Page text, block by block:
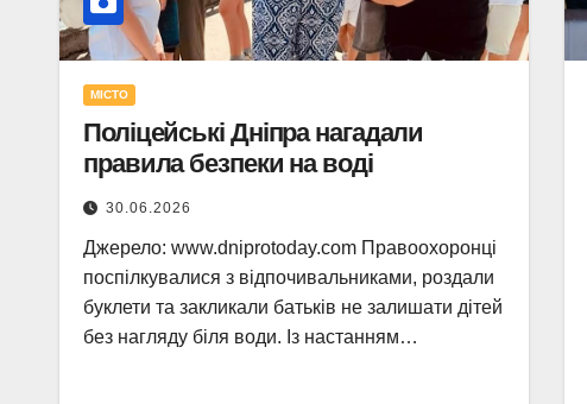
МІСТО
Поліцейські Дніпра нагадали
правила безпеки на воді
30.06.2026
Джерело: www.dniprotoday.com Правоохоронці
поспілкувалися з відпочивальниками, роздали
буклети та закликали батьків не залишати дітей
без нагляду біля води. Із настанням…